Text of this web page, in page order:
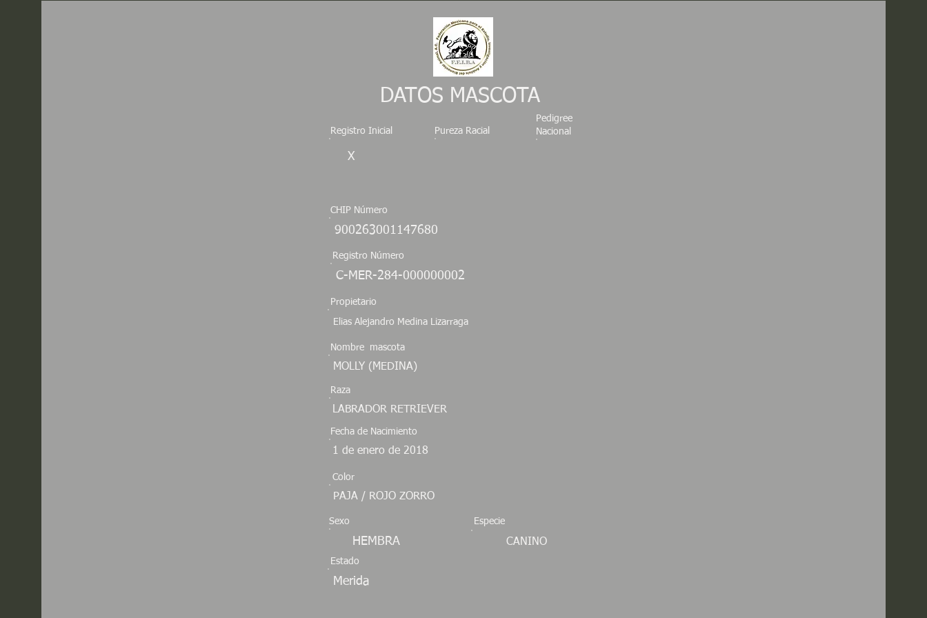
DATOS MASCOTA
Registro Inicial
X
Pureza Racial
Pedigree
Nacional
CHIP Número
900263001147680
Registro Número
C-MER-284-000000002
Propietario
Elias Alejandro Medina Lizarraga
Nombre mascota
MOLLY (MEDINA)
Raza
LABRADOR RETRIEVER
Fecha de Nacimiento
1 de enero de 2018
Color
PAJA / ROJO ZORRO
Sexo
HEMBRA
Estado
Especie
CANINO
Merida